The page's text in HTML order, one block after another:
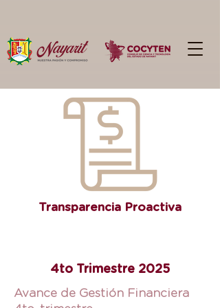
Transparencia Proactiva
4to Trimestre 2025
Avance de Gestión Financiera